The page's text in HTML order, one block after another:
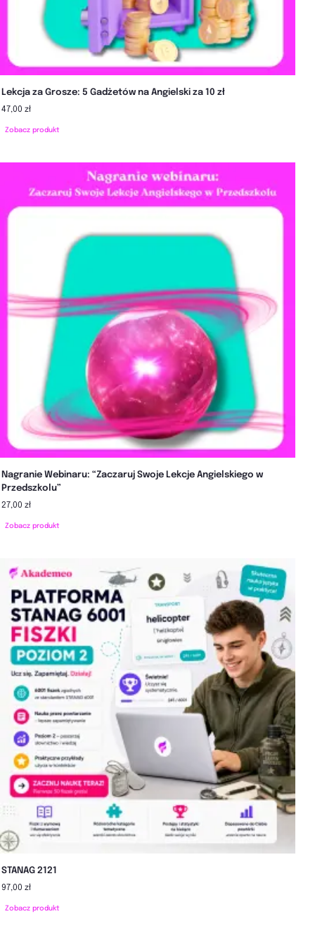
Lekcja za Grosze: 5 Gadżetów na Angielski za 10 zł
47,00 zł
Zobacz produkt
Nagranie Webinaru: “Zaczaruj Swoje Lekcje Angielskiego w
Przedszkolu”
27,00 zł
Zobacz produkt
STANAG 2121
97,00 zł
Zobacz produkt